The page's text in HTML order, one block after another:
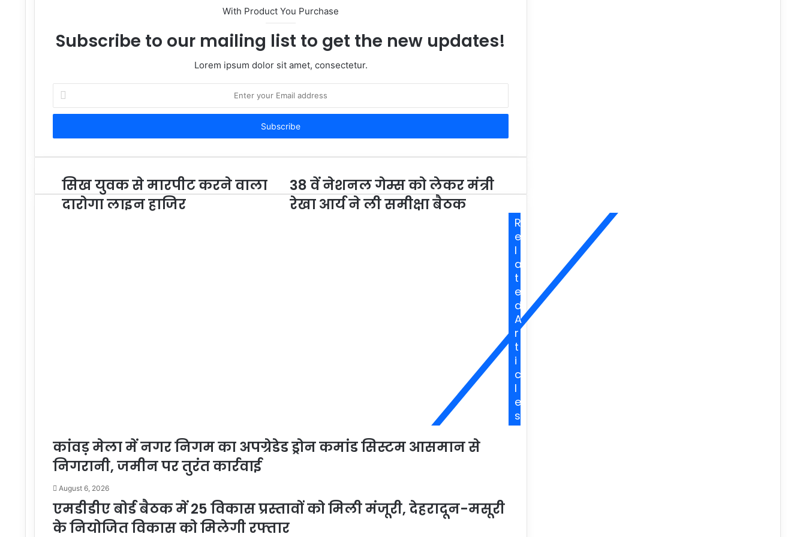
With Product You Purchase
Subscribe to our mailing list to get the new updates!
Lorem ipsum dolor sit amet, consectetur.
Enter
your
Email
सिख युवक से मारपीट करने वाला
दारोगा लाइन हाजिर
38 वें नेशनल गेम्स को लेकर मंत्री
रेखा आर्य ने ली समीक्षा बैठक
R
e
l
a
t
e
d
A
r
t
i
c
l
e
s
कांवड़ मेला में नगर निगम का अपग्रेडेड ड्रोन कमांड सिस्टम आसमान से
निगरानी, जमीन पर तुरंत कार्रवाई
August 6, 2026
एमडीडीए बोर्ड बैठक में 25 विकास प्रस्तावों को मिली मंजूरी, देहरादून-मसूरी
के नियोजित विकास को मिलेगी रफ्तार